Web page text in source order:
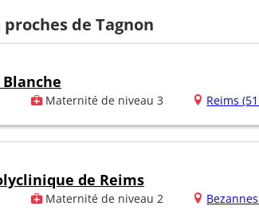
de Tagnon
Maternité de niveau 3 Reims
de Reims
Maternité de niveau 2